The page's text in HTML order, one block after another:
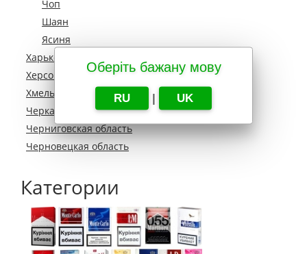
Оберіть бажану мову
RU | UK
Чоп
Шаян
Ясиня
Харьковская область
Херсонская область
Хмельницкая область
Черкасская область
Черниговская область
Черновецкая область
Категории